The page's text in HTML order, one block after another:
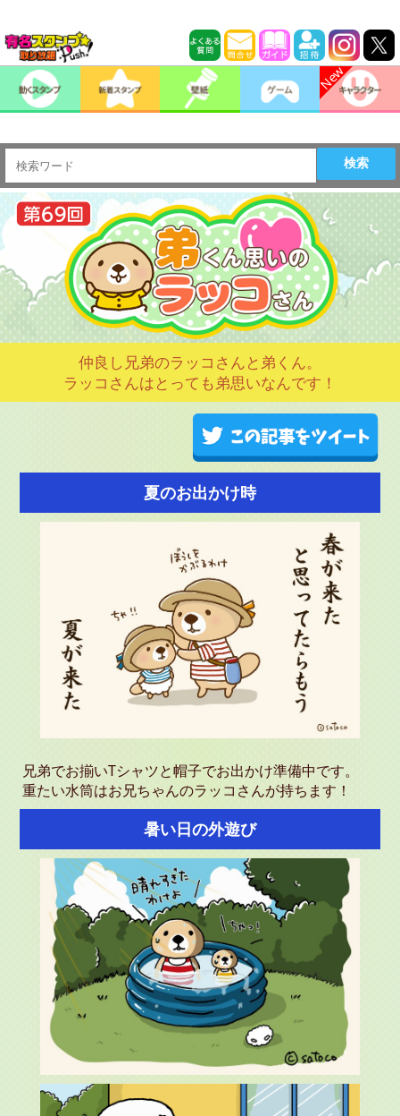
検索
仲良し兄弟のラッコさんと弟くん。
ラッコさんはとっても弟思いなんです！
夏のお出かけ時
兄弟でお揃いTシャツと帽子でお出かけ準備中です。
重たい水筒はお兄ちゃんのラッコさんが持ちます！
暑い日の外遊び